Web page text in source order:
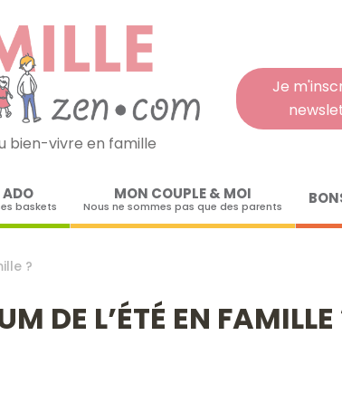
Je
bien-vivre en famille
baskets
MON COUPLE & MOI
Nous ne sommes pas que des parents
?
DE L’ÉTÉ EN FAMILLE